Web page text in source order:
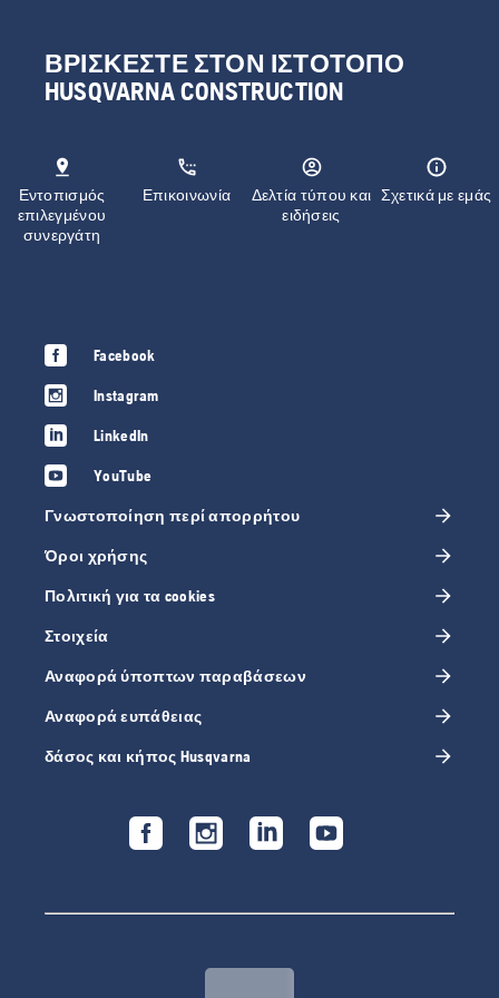
ΒΡΊΣΚΕΣΤΕ ΣΤΟΝ ΙΣΤΌΤΟΠΟ
HUSQVARNA CONSTRUCTION
Εντοπισμός
επιλεγμένου
συνεργάτη
Επικοινωνία
Δελτία τύπου και
ειδήσεις
Σχετικά με εμάς
Facebook
Instagram
LinkedIn
YouTube
Γνωστοποίηση περί απορρήτου
Όροι χρήσης
Πολιτική για τα cookies
Στοιχεία
Αναφορά ύποπτων παραβάσεων
Αναφορά ευπάθειας
δάσος και κήπος Husqvarna